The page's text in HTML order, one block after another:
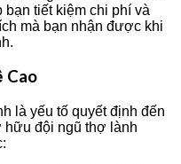
bạn tiết kiệm chi phí và
mà bạn nhận được khi
Cao
là yếu tố quyết định đến
hữu đội ngũ thợ lành